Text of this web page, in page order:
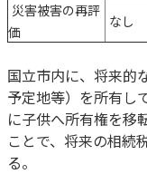
災害被害の再評
価
なし
国立市内に、将来的
予定地等）を所有し
に子供へ所有権を移
ことで、将来の相続
る。